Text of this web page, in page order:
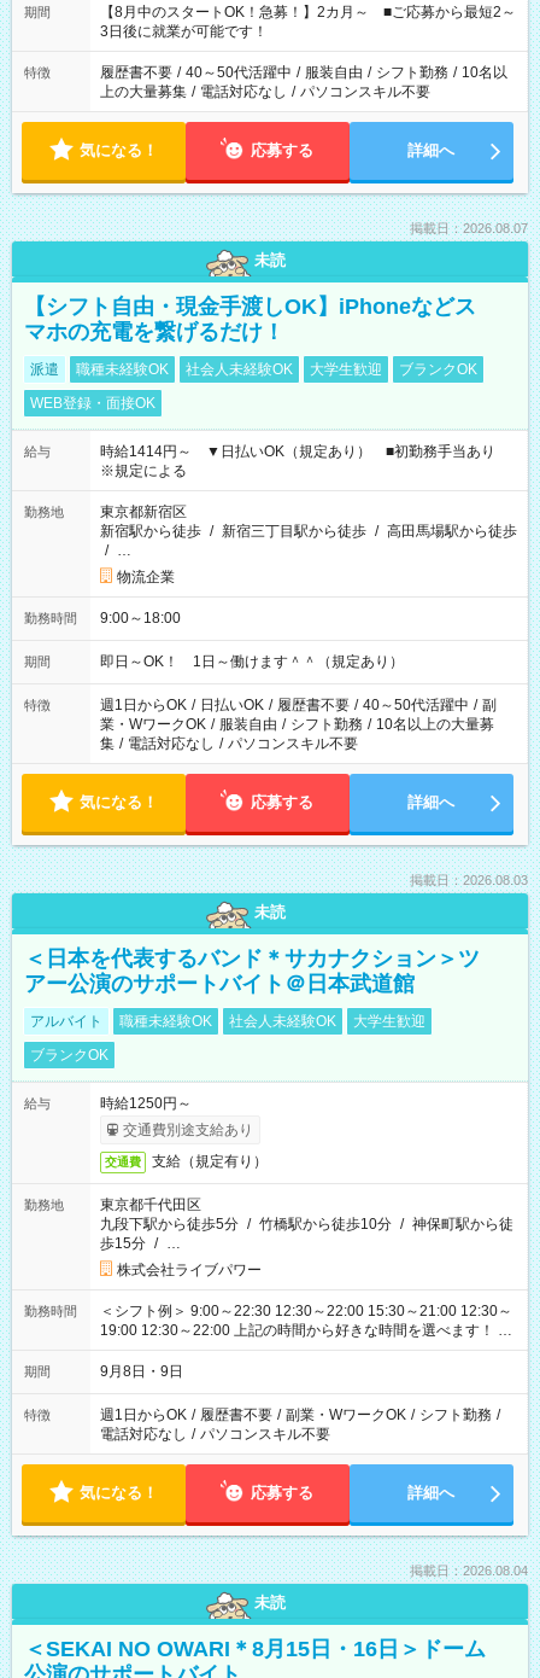
「できれば残業はしたくない」 など、ご希望を教えてください
ね。 ※Wワーク希望の方へ 今ご覧のお仕事で希望する勤務時間
と、もう1つのお仕事の勤務時間。 合計で週40時間を超える場
合は応募できません。
期間
【8月中のスタートOK！急募！】2カ月～ ■ご応募から最短2～
3日後に就業が可能です！
特徴 履歴書不要 / 40～50代活躍中 / 服装自由 / シフト勤務 / 10名以
上の大量募集 / 電話対応なし / パソコンスキル不要
気になる！ 応募する 詳細へ
掲載日：2026.08.07
未読
【シフト自由・現金手渡しOK】iPhoneなどス
マホの充電を繋げるだけ！
派遣 職種未経験OK 社会人未経験OK 大学生歓迎
ブランクOK
WEB登録・面接OK
給与
時給1414円～ ▼日払いOK（規定あり） ■初勤務手当あり
※規定による
勤務地
東京都新宿区
新宿駅から徒歩 / 新宿三丁目駅から徒歩 / 高田馬場駅から徒歩
/ …
物流企業
勤務時間 9:00～18:00
期間 即日～OK！ 1日～働けます＾＾（規定あり）
特徴 週1日からOK / 日払いOK / 履歴書不要 / 40～50代活躍中 / 副
業・WワークOK / 服装自由 / シフト勤務 / 10名以上の大量募
集 / 電話対応なし / パソコンスキル不要
気になる！ 応募する 詳細へ
掲載日：2026.08.03
未読
＜日本を代表するバンド＊サカナクション＞ツ
アー公演のサポートバイト＠日本武道館
アルバイト 職種未経験OK 社会人未経験OK
大学生歓迎
ブランクOK
給与
時給1250円～
交通費別途支給あり
交通費 支給（規定有り）
勤務地
東京都千代田区
九段下駅から徒歩5分 / 竹橋駅から徒歩10分 / 神保町駅から徒
歩15分 / …
株式会社ライブパワー
勤務時間
＜シフト例＞ 9:00～22:30 12:30～22:00 15:30～21:00 12:30～
19:00 12:30～22:00 上記の時間から好きな時間を選べます！ ※
時間は変更となる可能性があります
期間 9月8日・9日
特徴 週1日からOK / 履歴書不要 / 副業・WワークOK / シフト勤務 /
電話対応なし / パソコンスキル不要
気になる！ 応募する 詳細へ
掲載日：2026.08.04
未読
＜SEKAI NO OWARI＊8月15日・16日＞ドーム